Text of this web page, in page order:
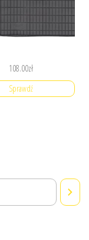
108.00zł
Sprawdź